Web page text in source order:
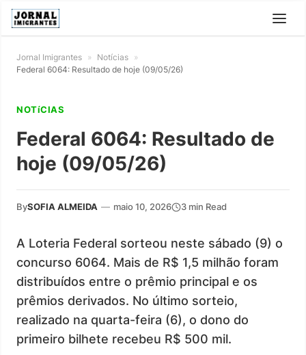
Jornal Imigrantes » Notícias »
Federal 6064: Resultado de hoje (09/05/26)
NOTíCIAS
Federal 6064: Resultado de
hoje (09/05/26)
BySOFIA ALMEIDA — maio 10, 2026 3 min Read
A Loteria Federal sorteou neste sábado (9) o
concurso 6064. Mais de R$ 1,5 milhão foram
distribuídos entre o prêmio principal e os
prêmios derivados. No último sorteio,
realizado na quarta-feira (6), o dono do
primeiro bilhete recebeu R$ 500 mil.